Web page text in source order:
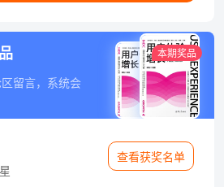
留言，系统会
本期奖品
查看获奖名单